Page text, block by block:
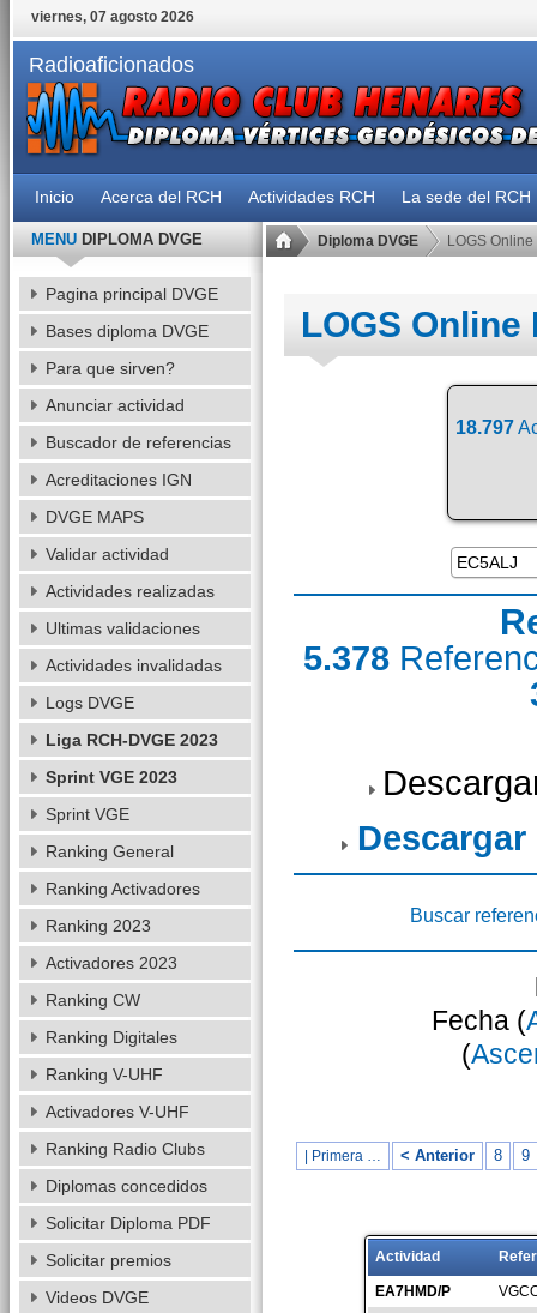
viernes, 07 agosto 2026
Radioaficionados
Inicio Acerca del RCH Actividades RCH La sede del RCH
Diploma DVGE LOGS Online
LOGS Online
18.797
5.378
Buscar
Fecha (
(
| Primera … < Anterior 8 9
Actividad
EA7HMD/P
MENUDIPLOMA DVGE
Pagina principal DVGE
Bases diploma DVGE
Para que sirven?
Anunciar actividad
Buscador de referencias
Acreditaciones IGN
DVGE MAPS
Validar actividad
Actividades realizadas
Ultimas validaciones
Actividades invalidadas
Logs DVGE
Liga RCH-DVGE 2023
Sprint VGE 2023
Sprint VGE
Ranking General
Ranking Activadores
Ranking 2023
Activadores 2023
Ranking CW
Ranking Digitales
Ranking V-UHF
Activadores V-UHF
Ranking Radio Clubs
Diplomas concedidos
Solicitar Diploma PDF
Solicitar premios
Videos DVGE